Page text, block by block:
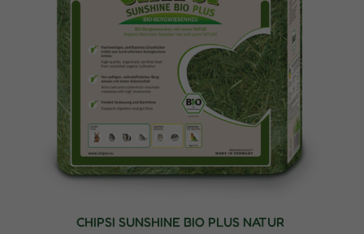
CHIPSI SUNSHINE BIO PLUS NATUR